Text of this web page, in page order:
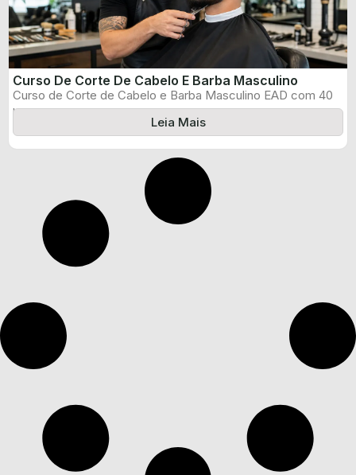
Curso De Corte De Cabelo E Barba Masculino
Curso de Corte de Cabelo e Barba Masculino EAD com 40
horas, certificado ...
Leia Mais